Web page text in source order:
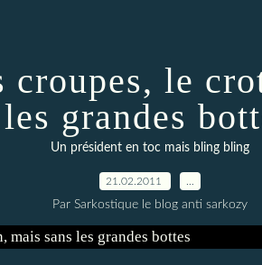
croupes, le
les grandes
Un président en toc mais bling bling
21.02.2011
Par Sarkostique le blog anti sarkozy